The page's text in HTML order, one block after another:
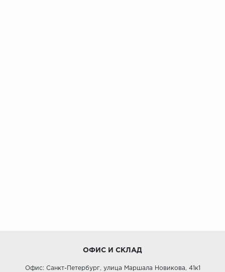
ОФИС И СКЛАД
Офис: Санкт-Петербург, улица Маршала Новикова, 41к1